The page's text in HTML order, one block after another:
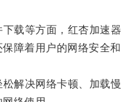
载等方面，红杏加速器
障着用户的网络安全和
解决网络卡顿、加载慢